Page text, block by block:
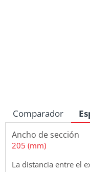
Comparador
Ancho de sección
205 (mm)
La distancia entre el